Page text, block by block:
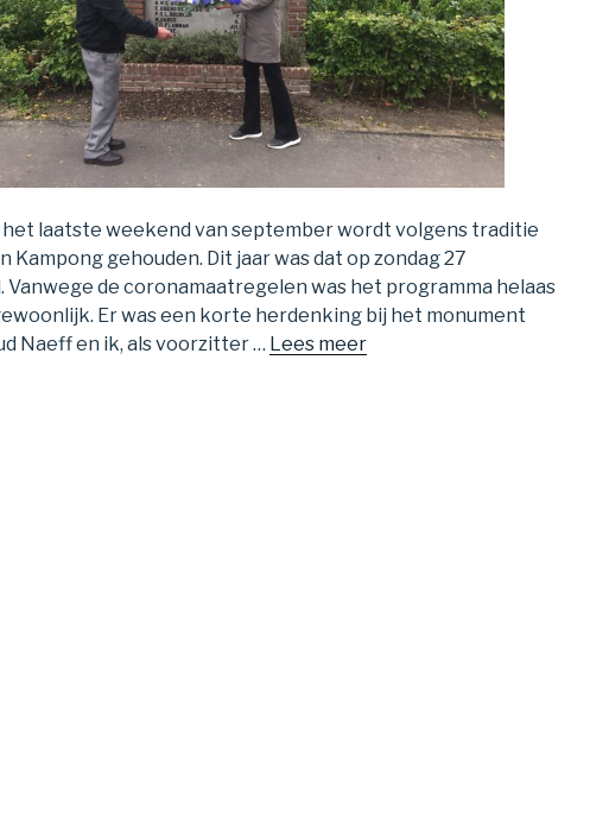
het laatste weekend van september wordt volgens traditie
Kampong gehouden. Dit jaar was dat op zondag 27
Vanwege de coronamaatregelen was het programma helaas
Er was een korte herdenking bij het monument
Naeff en ik, als voorzitter … Lees meer